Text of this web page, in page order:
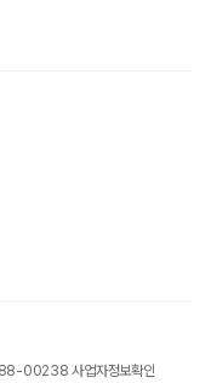
88-00238 사업자정보확인